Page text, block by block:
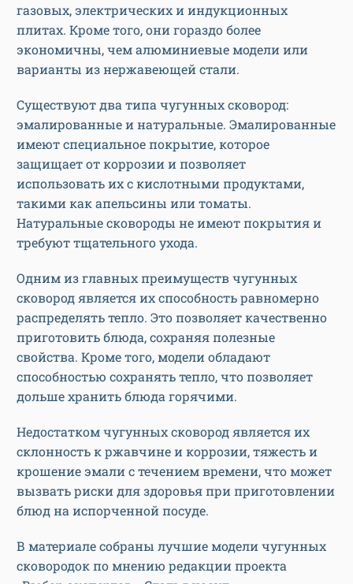
газовых, электрических и индукционных
плитах. Кроме того, они гораздо более
экономичны, чем алюминиевые модели или
варианты из нержавеющей стали.
Существуют два типа чугунных сковород:
эмалированные и натуральные. Эмалированные
имеют специальное покрытие, которое
защищает от коррозии и позволяет
использовать их с кислотными продуктами,
такими как апельсины или томаты.
Натуральные сковороды не имеют покрытия и
требуют тщательного ухода.
Одним из главных преимуществ чугунных
сковород является их способность равномерно
распределять тепло. Это позволяет качественно
приготовить блюда, сохраняя полезные
свойства. Кроме того, модели обладают
способностью сохранять тепло, что позволяет
дольше хранить блюда горячими.
Недостатком чугунных сковород является их
склонность к ржавчине и коррозии, тяжесть и
крошение эмали с течением времени, что может
вызвать риски для здоровья при приготовлении
блюд на испорченной посуде.
В материале собраны лучшие модели чугунных
сковородок по мнению редакции проекта